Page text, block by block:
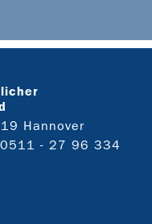
Hannover
- 27 96 334